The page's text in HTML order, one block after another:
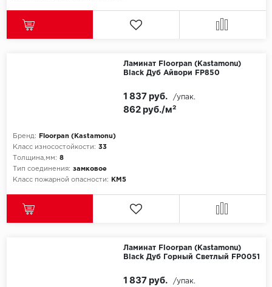
Ламинат Floorpan (Kastamonu)
Black Дуб Айвори FP850
Бренд:
Floorpan (Kastamonu)
Класс износостойкости: 33
Толщина,мм: 8
Тип соединения: замковое
Класс пожарной опасности:
КМ5
862 руб./м²
1 837 руб. /упак.
Ламинат Floorpan (Kastamonu)
Black Дуб Горный Светлый FP0051
1 837 руб. /упак.